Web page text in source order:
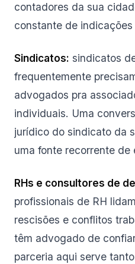
contadores da sua
constante de
Sindicatos: sindicatos
frequentemente
advogados pra
individuais. Uma
jurídico do sindicato da
uma fonte recorrente de
RHs e consultores de
profissionais de RH
rescisões e conflitos
têm advogado de
parceria aqui serve